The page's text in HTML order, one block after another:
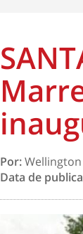
Por:
Data de